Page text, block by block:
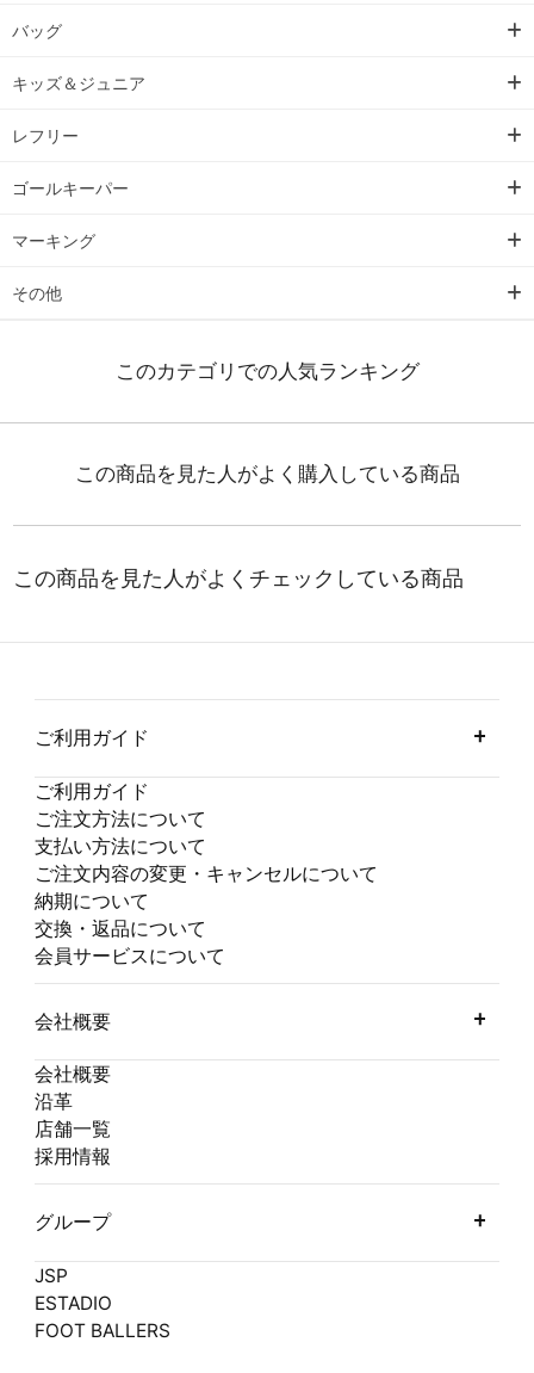
バッグ
キッズ＆ジュニア
レフリー
ゴールキーパー
マーキング
その他
ご利用ガイド
ご利用ガイド
ご注文方法について
支払い方法について
ご注文内容の変更・キャンセルについて
納期について
交換・返品について
会員サービスについて
会社概要
会社概要
沿革
店舗一覧
採用情報
グループ
JSP
ESTADIO
FOOT BALLERS